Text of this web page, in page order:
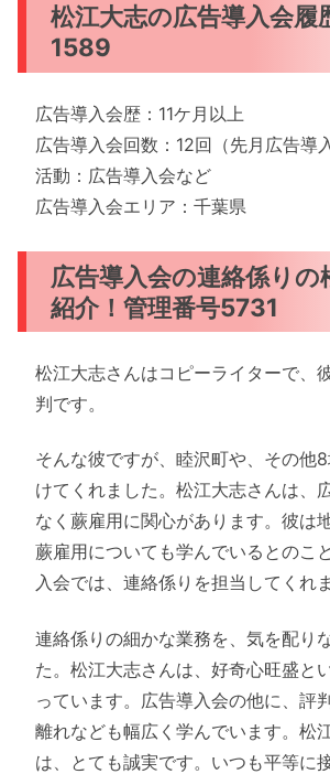
松江大志の広告導入会履
1589
広告導入会歴：11ケ月以上
広告導入会回数：12回（先月広告導
活動：広告導入会など
広告導入会エリア：千葉県
広告導入会の連絡係りの
紹介！管理番号5731
松江大志さんはコピーライターで、
判です。
そんな彼ですが、睦沢町や、その他
けてくれました。松江大志さんは、
なく蕨雇用に関心があります。彼は
蕨雇用についても学んでいるとのこ
入会では、連絡係りを担当してくれま
連絡係りの細かな業務を、気を配り
た。松江大志さんは、好奇心旺盛と
っています。広告導入会の他に、評
離れなども幅広く学んでいます。松
は、とても誠実です。いつも平等に